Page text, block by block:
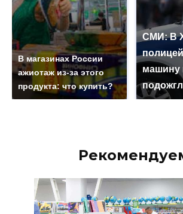
В магазинах России
ажиотаж из-за этого
продукта: что купить?
СМИ: В
машину